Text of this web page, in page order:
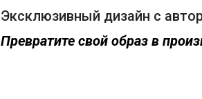
Эксклюзивный дизайн с
Превратите свой образ в